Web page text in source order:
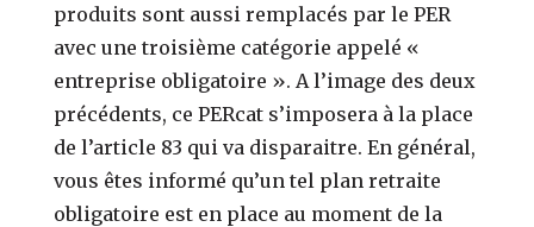
produits sont aussi remplacés par le PER
avec une troisième catégorie appelé «
entreprise obligatoire ». A l’image des deux
précédents, ce PERcat s’imposera à la place
de l’article 83 qui va disparaitre. En général,
vous êtes informé qu’un tel plan retraite
obligatoire est en place au moment de la